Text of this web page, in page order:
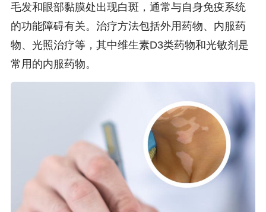
毛发和眼部黏膜处出现白斑，通常与自身免疫系统
的功能障碍有关。治疗方法包括外用药物、内服药
物、光照治疗等，其中维生素D3类药物和光敏剂是
常用的内服药物。